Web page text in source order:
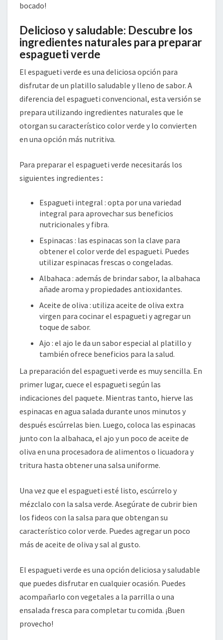
bocado!
Delicioso y saludable: Descubre los
ingredientes naturales para preparar
espagueti verde
El espagueti verde es una deliciosa opción para
disfrutar de un platillo saludable y lleno de sabor. A
diferencia del espagueti convencional, esta versión se
prepara utilizando ingredientes naturales que le
otorgan su característico color verde y lo convierten
en una opción más nutritiva.
Para preparar el espagueti verde necesitarás los
siguientes ingredientes :
Espagueti integral : opta por una variedad
integral para aprovechar sus beneficios
nutricionales y fibra.
Espinacas : las espinacas son la clave para
obtener el color verde del espagueti. Puedes
utilizar espinacas frescas o congeladas.
Albahaca : además de brindar sabor, la albahaca
añade aroma y propiedades antioxidantes.
Aceite de oliva : utiliza aceite de oliva extra
virgen para cocinar el espagueti y agregar un
toque de sabor.
Ajo : el ajo le da un sabor especial al platillo y
también ofrece beneficios para la salud.
La preparación del espagueti verde es muy sencilla. En
primer lugar, cuece el espagueti según las
indicaciones del paquete. Mientras tanto, hierve las
espinacas en agua salada durante unos minutos y
después escúrrelas bien. Luego, coloca las espinacas
junto con la albahaca, el ajo y un poco de aceite de
oliva en una procesadora de alimentos o licuadora y
tritura hasta obtener una salsa uniforme.
Una vez que el espagueti esté listo, escúrrelo y
mézclalo con la salsa verde. Asegúrate de cubrir bien
los fideos con la salsa para que obtengan su
característico color verde. Puedes agregar un poco
más de aceite de oliva y sal al gusto.
El espagueti verde es una opción deliciosa y saludable
que puedes disfrutar en cualquier ocasión. Puedes
acompañarlo con vegetales a la parrilla o una
ensalada fresca para completar tu comida. ¡Buen
provecho!